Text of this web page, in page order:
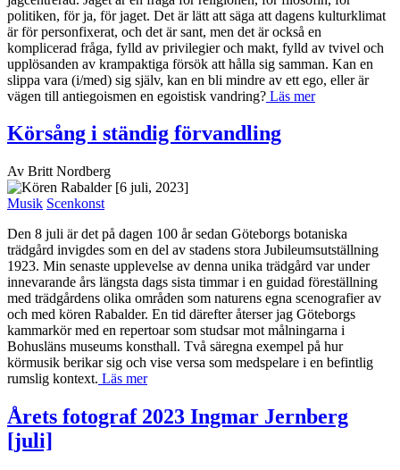
politiken, för ja, för jaget. Det är lätt att säga att dagens kulturklimat
är för personfixerat, och det är sant, men det är också en
komplicerad fråga, fylld av privilegier och makt, fylld av tvivel och
upplösanden av krampaktiga försök att hålla sig samman. Kan en
slippa vara (i/med) sig själv, kan en bli mindre av ett ego, eller är
vägen till antiegoismen en egoistisk vandring? Läs mer
Körsång i ständig förvandling
Av Britt Nordberg
[6 juli, 2023]
Musik Scenkonst
Den 8 juli är det på dagen 100 år sedan Göteborgs botaniska
trädgård invigdes som en del av stadens stora Jubileumsutställning
1923. Min senaste upplevelse av denna unika trädgård var under
innevarande års längsta dags sista timmar i en guidad föreställning
med trädgårdens olika områden som naturens egna scenografier av
och med kören Rabalder. En tid därefter återser jag Göteborgs
kammarkör med en repertoar som studsar mot målningarna i
Bohusläns museums konsthall. Två säregna exempel på hur
körmusik berikar sig och vise versa som medspelare i en befintlig
rumslig kontext. Läs mer
Årets fotograf 2023 Ingmar Jernberg
[juli]